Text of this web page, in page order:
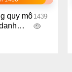
quy mô 1439